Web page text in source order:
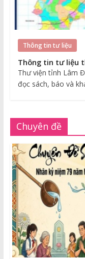
Thông tin tư liệu
Thông tin tư liệu
Thư viện tỉnh Lâm
đọc sách, báo và
Chuyên đề